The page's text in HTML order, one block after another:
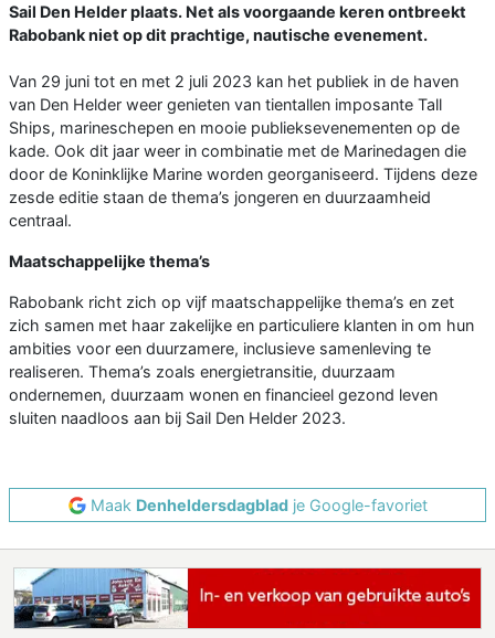
Sail Den Helder plaats. Net als voorgaande keren ontbreekt
Rabobank niet op dit prachtige, nautische evenement.
Van 29 juni tot en met 2 juli 2023 kan het publiek in de haven
van Den Helder weer genieten van tientallen imposante Tall
Ships, marineschepen en mooie publieksevenementen op de
kade. Ook dit jaar weer in combinatie met de Marinedagen die
door de Koninklijke Marine worden georganiseerd. Tijdens deze
zesde editie staan de thema’s jongeren en duurzaamheid
centraal.
Maatschappelijke thema’s
Rabobank richt zich op vijf maatschappelijke thema’s en zet
zich samen met haar zakelijke en particuliere klanten in om hun
ambities voor een duurzamere, inclusieve samenleving te
realiseren. Thema’s zoals energietransitie, duurzaam
ondernemen, duurzaam wonen en financieel gezond leven
sluiten naadloos aan bij Sail Den Helder 2023.
Maak Denheldersdagbladje Google-favoriet